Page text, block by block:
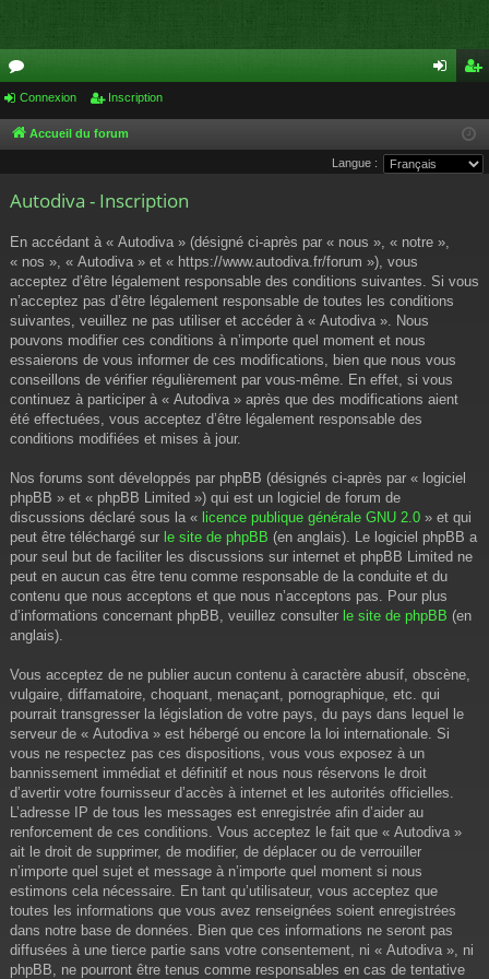
or
u
s
cri
pti
Connexion Inscription
Accueil du forum
Langue :
Autodiva - Inscription
En accédant à « Autodiva » (désigné ci-après par « nous », « notre »,
« nos », « Autodiva » et « https://www.autodiva.fr/forum »), vous
acceptez d’être légalement responsable des conditions suivantes. Si vous
n’acceptez pas d’être légalement responsable de toutes les conditions
suivantes, veuillez ne pas utiliser et accéder à « Autodiva ». Nous
pouvons modifier ces conditions à n’importe quel moment et nous
essaierons de vous informer de ces modifications, bien que nous vous
conseillons de vérifier régulièrement par vous-même. En effet, si vous
continuez à participer à « Autodiva » après que des modifications aient
été effectuées, vous acceptez d’être légalement responsable des
conditions modifiées et mises à jour.
Nos forums sont développés par phpBB (désignés ci-après par « logiciel
phpBB » et « phpBB Limited ») qui est un logiciel de forum de
discussions déclaré sous la « licence publique générale GNU 2.0 » et qui
peut être téléchargé sur le site de phpBB (en anglais). Le logiciel phpBB a
pour seul but de faciliter les discussions sur internet et phpBB Limited ne
peut en aucun cas être tenu comme responsable de la conduite et du
contenu que nous acceptons et que nous n’acceptons pas. Pour plus
d’informations concernant phpBB, veuillez consulter le site de phpBB (en
anglais).
Vous acceptez de ne publier aucun contenu à caractère abusif, obscène,
vulgaire, diffamatoire, choquant, menaçant, pornographique, etc. qui
pourrait transgresser la législation de votre pays, du pays dans lequel le
serveur de « Autodiva » est hébergé ou encore la loi internationale. Si
vous ne respectez pas ces dispositions, vous vous exposez à un
bannissement immédiat et définitif et nous nous réservons le droit
d’avertir votre fournisseur d’accès à internet et les autorités officielles.
L’adresse IP de tous les messages est enregistrée afin d’aider au
renforcement de ces conditions. Vous acceptez le fait que « Autodiva »
ait le droit de supprimer, de modifier, de déplacer ou de verrouiller
n’importe quel sujet et message à n’importe quel moment si nous
estimons cela nécessaire. En tant qu’utilisateur, vous acceptez que
toutes les informations que vous avez renseignées soient enregistrées
dans notre base de données. Bien que ces informations ne seront pas
diffusées à une tierce partie sans votre consentement, ni « Autodiva », ni
phpBB, ne pourront être tenus comme responsables en cas de tentative